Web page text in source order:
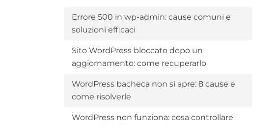
Errore 500 in wp-admin: cause comuni e
soluzioni efficaci
Sito WordPress bloccato dopo un
aggiornamento: come recuperarlo
WordPress bacheca non si apre: 8 cause e
come risolverle
WordPress non funziona: cosa controllare